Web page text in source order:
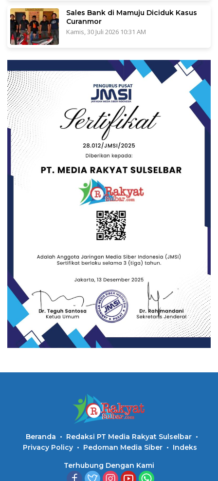
Sales Bank di Mamuju Diciduk Kasus
Curanmor
Kamis, 30 Juli 2026 10:31 AM
Beranda
Redaksi PT Media Rakyat Sulselbar
Privacy Policy
Pedoman Media Siber Indeks
Terhubung Dengan Kami